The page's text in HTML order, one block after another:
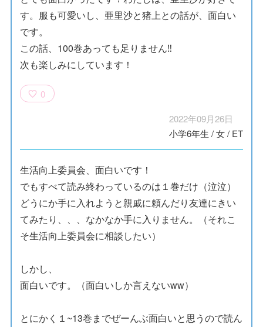
す。服も可愛いし、亜里沙と猪上との話が、面白い
です。
この話、100巻あっても足りません‼️
次も楽しみにしています！
0
2022年09月26日
小学6年生 /女/ ET
生活向上委員会、面白いです！
でもすべて読み終わっているのは１巻だけ（泣泣）
どうにか手に入れようと親戚に頼んだり友達にきい
てみたり、、、なかなか手に入りません。（それこ
そ生活向上委員会に相談したい）
しかし、
面白いです。（面白いしか言えないww）
とにかく１~13巻までぜーんぶ面白いと思うので読ん